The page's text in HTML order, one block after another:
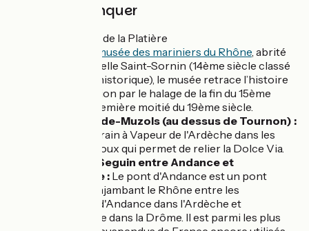
A ne pas manquer
: île de la Platière
musée des mariniers du Rhône, abrité
dans la chapelle Saint-Sornin (14ème siècle classé
monument historique), le musée retrace l’histoire
de la navigation par le halage de la fin du 15ème
siècle à la première moitié du 19ème siècle.
Saint-Jean-de-Muzols (au dessus de Tournon) :
Départ du Train à Vapeur de l'Ardèche dans les
gorges du Doux qui permet de relier la Dolce Via.
Pont Marc Seguin entre Andance et
Andancette : Le pont d'Andance est un pont
suspendu enjambant le Rhône entre les
communes d'Andance dans l'Ardèche et
d'Andancette dans la Drôme. Il est parmi les plus